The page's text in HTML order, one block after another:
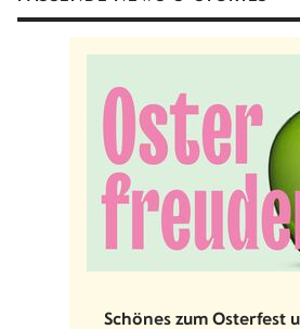
Holz, bemalt
Production place Seiffen, Deutschland
Schönes zum Osterfest